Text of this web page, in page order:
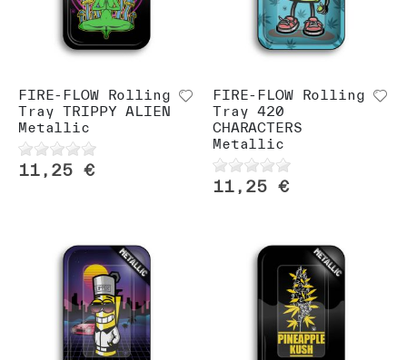
FIRE-FLOW Rolling
Tray TRIPPY ALIEN
Metallic
11,25 €
FIRE-FLOW Rolling
Tray 420
CHARACTERS
Metallic
11,25 €